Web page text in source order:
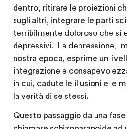
dentro, ritirare le proiezioni
sugli altri, integrare le parti
terribilmente doloroso che si
depressivi. La depressione,
nostra epoca, esprime un
integrazione e
in cui, cadute le illusioni e le
la verità di se stessi.
Questo passaggio da una